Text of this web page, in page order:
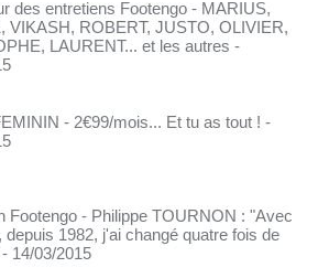
des entretiens Footengo - MARIUS,
VIKASH, ROBERT, JUSTO, OLIVIER,
LAURENT... et les autres -
- 2€99/mois... Et tu as tout ! -
Footengo - Philippe TOURNON : "Avec
depuis 1982, j'ai changé quatre fois de
- 14/03/2015